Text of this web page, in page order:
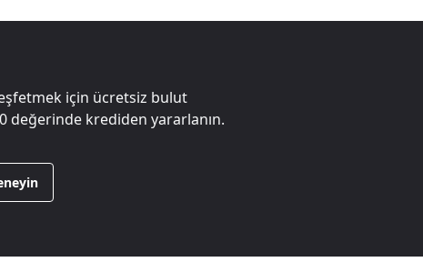
için ücretsiz bulut
değerinde krediden yararlanın.